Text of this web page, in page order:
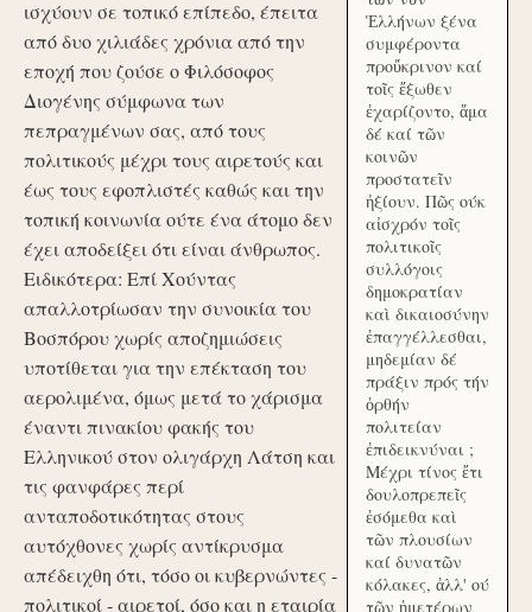
ισχύουν σε τοπικό επίπεδο, έπειτα
από δυο χιλιάδες χρόνια από την
εποχή που ζούσε ο Φιλόσοφος
Διογένης σύμφωνα των
πεπραγμένων σας, από τους
πολιτικούς μέχρι τους αιρετούς και
έως τους εφοπλιστές καθώς και την
τοπική κοινωνία ούτε ένα άτομο δεν
έχει αποδείξει ότι είναι άνθρωπος.
Ειδικότερα: Επί Χούντας
απαλλοτρίωσαν την συνοικία του
Βοσπόρου χωρίς αποζημιώσεις
υποτίθεται για την επέκταση του
αερολιμένα, όμως μετά το χάρισμα
έναντι πινακίου φακής του
Ελληνικού στον ολιγάρχη Λάτση και
τις φανφάρες περί
ανταποδοτικότητας στους
αυτόχθονες χωρίς αντίκρυσμα
απέδειχθη ότι, τόσο οι κυβερνώντες -
πολιτικοί - αιρετοί, όσο και η εταιρία
Ἑλλήνων ξένα
συμφέροντα
προὔκρινον καί
τοῖς ἔξωθεν
ἐχαρίζοντο, ἅμα
δέ καί τῶν
κοινῶν
προστατεῖν
ἠξίουν. Πῶς ούκ
αἰσχρόν τοῖς
πολιτικοῖς
συλλόγοις
δημοκρατίαν
καὶ δικαιοσύνην
ἐπαγγέλλεσθαι,
μηδεμίαν δέ
πράξιν πρός τήν
ὀρθήν
πολιτείαν
ἐπιδεικνύναι ;
Μέχρι τίνος ἔτι
δουλοπρεπεῖς
ἐσόμεθα καὶ
τῶν πλουσίων
καί δυνατῶν
κόλακες, ἀλλ' ού
τῶν ἡμετέρων